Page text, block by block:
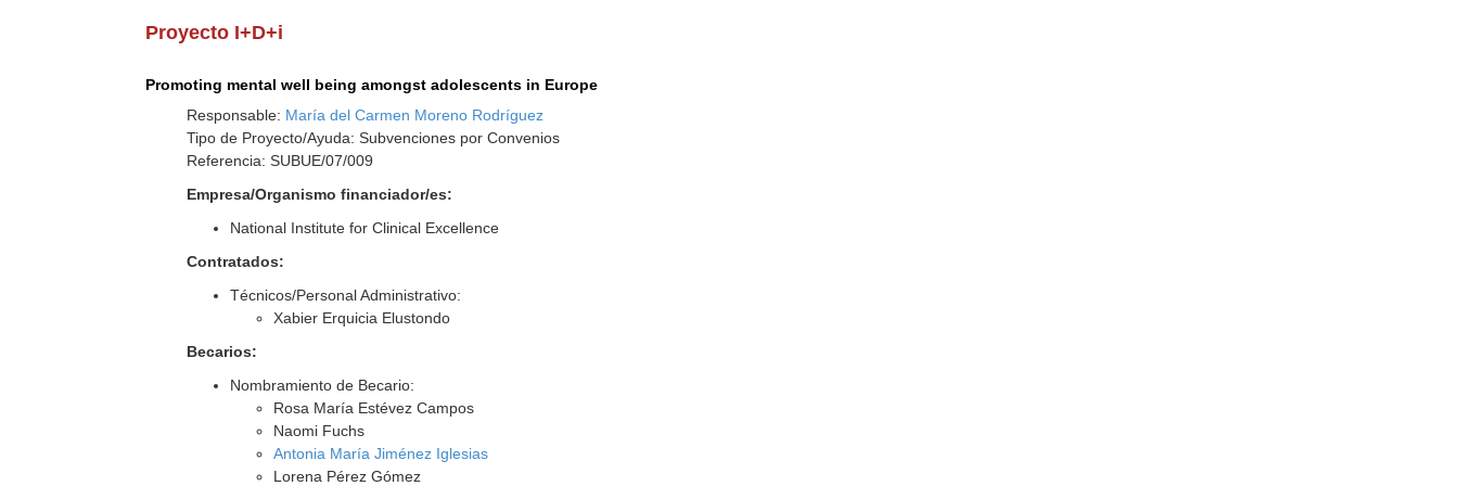
Proyecto I+D+i
Promoting mental well being amongst adolescents in Europe
Responsable: María del Carmen Moreno Rodríguez
Tipo de Proyecto/Ayuda: Subvenciones por Convenios
Referencia: SUBUE/07/009
Empresa/Organismo financiador/es:
National Institute for Clinical Excellence
Contratados:
Técnicos/Personal Administrativo:
Xabier Erquicia Elustondo
Becarios:
Nombramiento de Becario:
Rosa María Estévez Campos
Naomi Fuchs
Antonia María Jiménez Iglesias
Lorena Pérez Gómez